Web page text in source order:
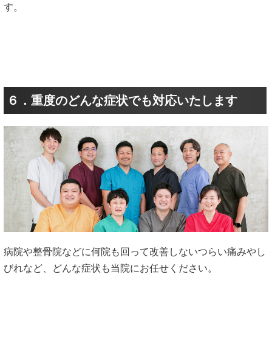
す。
６．重度のどんな症状でも対応いたします
病院や整骨院などに何院も回って改善しないつらい痛みやし
びれなど、どんな症状も当院にお任せください。